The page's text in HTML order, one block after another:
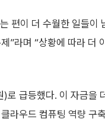
편이 더 수월한 일들이
”라며 “상황에 따라 더
급등했다. 이 자금을
라우드 컴퓨팅 역량 구